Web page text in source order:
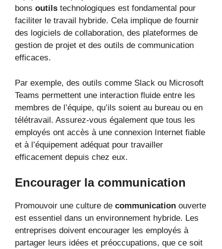
bons outils technologiques est fondamental pour
faciliter le travail hybride. Cela implique de fournir
des logiciels de collaboration, des plateformes de
gestion de projet et des outils de communication
efficaces.
Par exemple, des outils comme Slack ou Microsoft
Teams permettent une interaction fluide entre les
membres de l’équipe, qu’ils soient au bureau ou en
télétravail. Assurez-vous également que tous les
employés ont accès à une connexion Internet fiable
et à l’équipement adéquat pour travailler
efficacement depuis chez eux.
Encourager la communication
Promouvoir une culture de communication ouverte
est essentiel dans un environnement hybride. Les
entreprises doivent encourager les employés à
partager leurs idées et préoccupations, que ce soit